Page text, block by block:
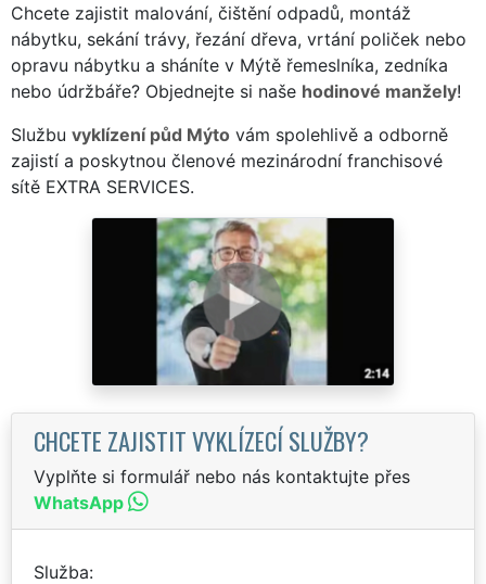
Chcete zajistit malování, čištění odpadů, montáž
nábytku, sekání trávy, řezání dřeva, vrtání poliček nebo
opravu nábytku a sháníte v Mýtě řemeslníka, zedníka
nebo údržbáře? Objednejte si naše hodinové manžely!
Službu vyklízení půd Mýto vám spolehlivě a odborně
zajistí a poskytnou členové mezinárodní franchisové
sítě EXTRA SERVICES.
CHCETE ZAJISTIT VYKLÍZECÍ SLUŽBY?
Vyplňte si formulář nebo nás kontaktujte přes
WhatsApp
Služba